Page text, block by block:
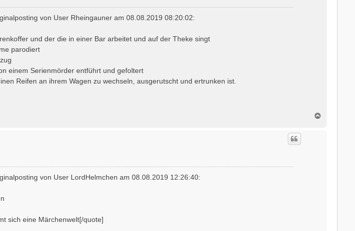
von User Rheingauner am 08.08.2019 08:20:02:
und der die in einer Bar arbeitet und auf der Theke singt
parodiert
einem Serienmörder entführt und gefoltert
Reifen an ihrem Wagen zu wechseln, ausgerutscht und ertrunken ist.
von User LordHelmchen am 08.08.2019 12:26:40:
sich eine Märchenwelt[/quote]